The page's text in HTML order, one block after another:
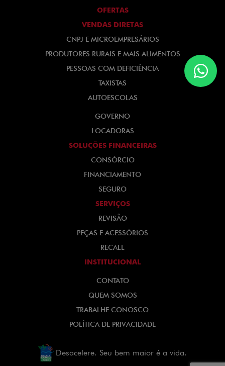
OFERTAS
VENDAS DIRETAS
CNPJ E MICROEMPRESÁRIOS
PRODUTORES RURAIS E MAIS ALIMENTOS
PESSOAS COM DEFICIÊNCIA
TAXISTAS
AUTOESCOLAS
GOVERNO
LOCADORAS
SOLUÇÕES FINANCEIRAS
CONSÓRCIO
FINANCIAMENTO
SEGURO
SERVIÇOS
REVISÃO
PEÇAS E ACESSÓRIOS
RECALL
INSTITUCIONAL
CONTATO
QUEM SOMOS
TRABALHE CONOSCO
POLÍTICA DE PRIVACIDADE
Desacelere. Seu bem maior é a vida.